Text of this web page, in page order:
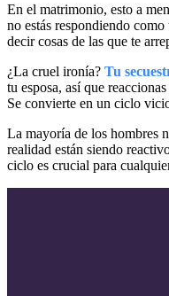
En el matrimonio, esto a
no estás respondiendo
decir cosas de las que te
¿La cruel ironía? Tu
tu esposa, así que
Se convierte en un ciclo
La mayoría de los hombres
realidad están siendo
ciclo es crucial para